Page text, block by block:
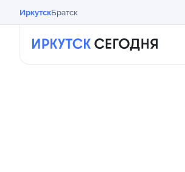
ИркутскБратск